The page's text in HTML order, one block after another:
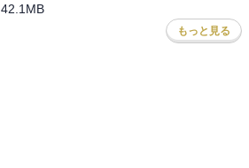
42.1MB
もっと見る